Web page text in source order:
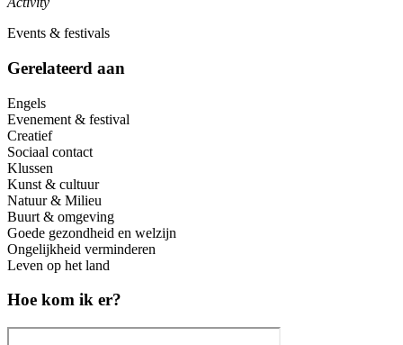
Events & festivals
Gerelateerd aan
Engels
Evenement & festival
Creatief
Sociaal contact
Klussen
Kunst & cultuur
Natuur & Milieu
Buurt & omgeving
Goede gezondheid en welzijn
Ongelijkheid verminderen
Leven op het land
Hoe kom ik er?